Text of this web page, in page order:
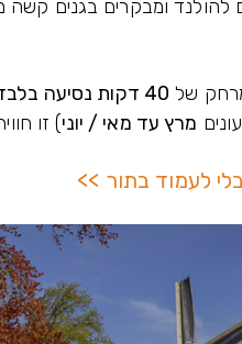
ומבקרים בגנים
של 40 דקות נסיעה בלבד מאמסטרדם
מרץ עד מאי / יוני) זו
לעמוד בתור >>